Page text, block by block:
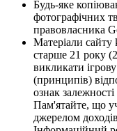
Будь-яке
фотографічних
правовласника
Матеріали сайту
старше 21 року
викликати
(принципів)
ознак залежності
Пам'ятайте, що
джерелом